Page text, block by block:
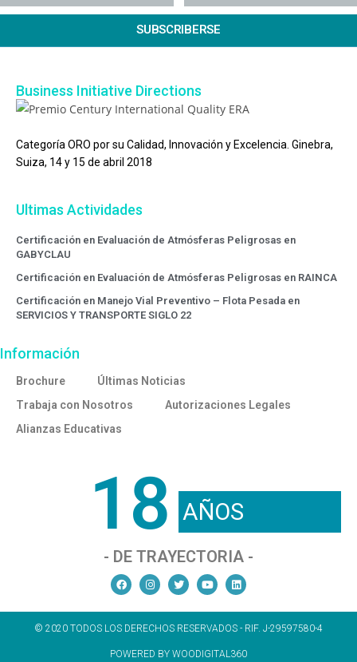
SUBSCRIBERSE
Business Initiative Directions
Categoría ORO por su Calidad, Innovación y Excelencia. Ginebra,
Suiza, 14 y 15 de abril 2018
Ultimas Actividades
Certificación en Evaluación de Atmósferas Peligrosas en
GABYCLAU
Certificación en Evaluación de Atmósferas Peligrosas en RAINCA
Certificación en Manejo Vial Preventivo – Flota Pesada en
SERVICIOS Y TRANSPORTE SIGLO 22
Información
Brochure
Últimas Noticias
Trabaja con Nosotros
Autorizaciones Legales
Alianzas Educativas
18 AÑOS
- DE TRAYECTORIA -
© 2020 TODOS LOS DERECHOS RESERVADOS - RIF. J-29597580-4
POWERED BY WOODIGITAL360